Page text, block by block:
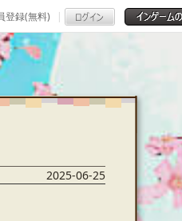
登録(無料)
2025-06-25